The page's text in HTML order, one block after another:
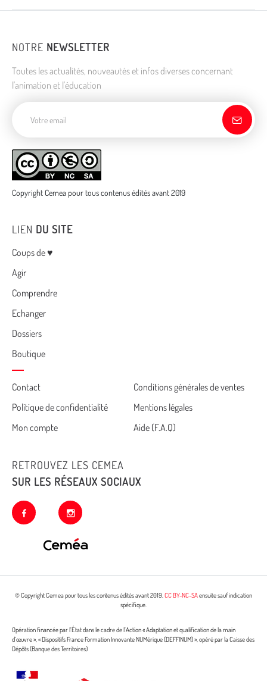
NOTRE NEWSLETTER
Toutes les actualités, nouveautés et infos diverses concernant
l'animation et l'éducation
Copyright Cemea pour tous contenus édités avant 2019
LIEN DU SITE
Menu
Coups de ♥
Agir
Comprendre
Echanger
Dossiers
Boutique
Cemea
footer
Contact
Conditions générales de ventes
Politique de confidentialité
Mentions légales
Mon compte
Aide (F.A.Q)
RETROUVEZ LES CEMEA
SUR LES RÉSEAUX SOCIAUX
facebook instagram
© Copyright Cemea pour tous les contenus édités avant 2019.CC BY-NC-SAensuite sauf indication
spécifique.
Opération financée par l’État dans le cadre de l’Action « Adaptation et qualification de la main
d’œuvre », « Dispositifs France Formation Innovante NUMérique (DEFFINUM) », opéré par la Caisse des
Dépôts (Banque des Territoires)